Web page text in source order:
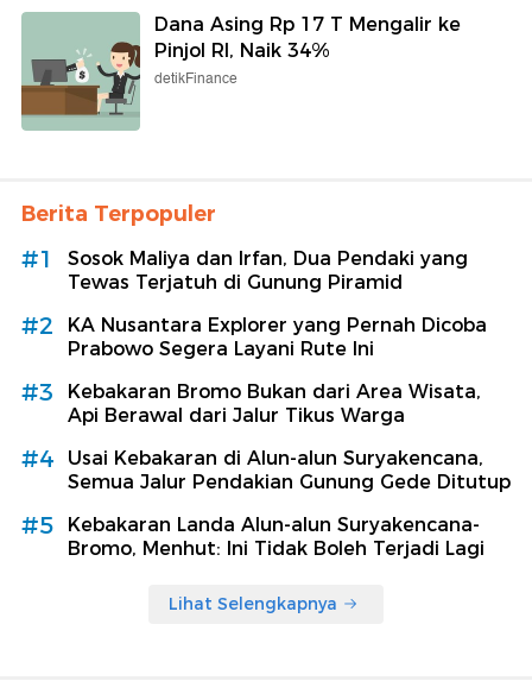
Dana Asing Rp 17 T Mengalir ke
Pinjol RI, Naik 34%
detikFinance
Berita Terpopuler
#1
Sosok Maliya dan Irfan, Dua Pendaki yang
Tewas Terjatuh di Gunung Piramid
#2
KA Nusantara Explorer yang Pernah Dicoba
Prabowo Segera Layani Rute Ini
#3
Kebakaran Bromo Bukan dari Area Wisata,
Api Berawal dari Jalur Tikus Warga
#4
Usai Kebakaran di Alun-alun Suryakencana,
Semua Jalur Pendakian Gunung Gede Ditutup
#5
Kebakaran Landa Alun-alun Suryakencana-
Bromo, Menhut: Ini Tidak Boleh Terjadi Lagi
Lihat Selengkapnya